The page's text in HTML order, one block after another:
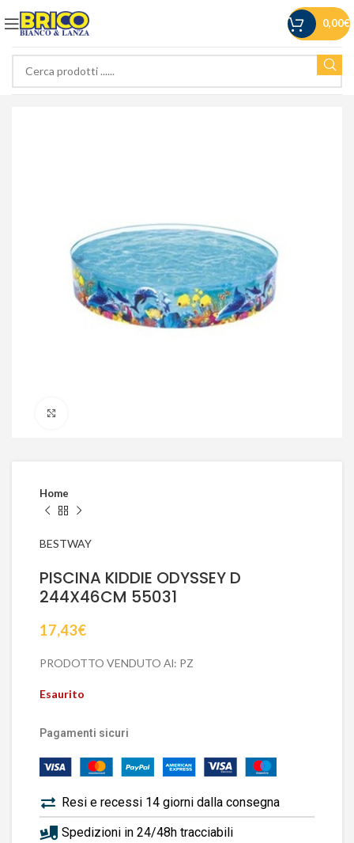
0,00€
Home
BESTWAY
PISCINA KIDDIE ODYSSEY D
244X46CM 55031
17,43€
PRODOTTO VENDUTO Al: PZ
Esaurito
Pagamenti sicuri
Resi e recessi 14 giorni dalla consegna
Spedizioni in 24/48h tracciabili